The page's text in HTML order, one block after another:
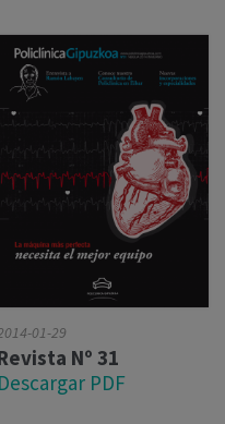
01-29
Nº 31
Descargar PDF